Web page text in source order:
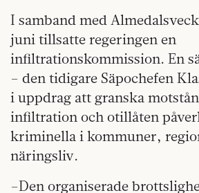
I samband med
juni tillsatte regeringen en
infiltrationskommission. En
– den tidigare Säpochefen
i uppdrag att granska
infiltration och otillåten
kriminella i kommuner,
näringsliv.
–Den organiserade